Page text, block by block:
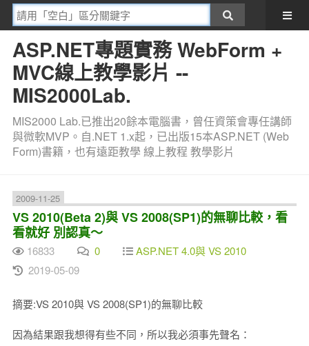
ASP.NET專題實務 WebForm +
MVC線上教學影片 --
MIS2000Lab.
MIS2000 Lab.已推出20餘本電腦書，曾任資策會專任講師
與微軟MVP。自.NET 1.x起，已出版15本ASP.NET (Web
Form)書籍，也有遠距教學 線上教程 教學影片
2009-11-25
VS 2010(Beta 2)與 VS 2008(SP1)的無聊比較，看
看就好 別認真～
16833 0
ASP.NET 4.0與 VS 2010
2019-05-09
摘要:VS 2010與 VS 2008(SP1)的無聊比較
因為結果跟我想得有些不同，所以我必須事先聲名：